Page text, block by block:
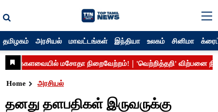
தமிழகம் அரசியல் மாவட்டங்கள் இந்தியா உலகம் சினிமா
Home அரசியல்
தனது தளபதிகள் இருவருக்கு